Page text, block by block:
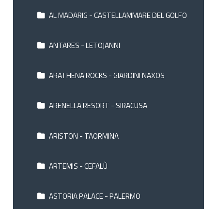
AL MADARIG - CASTELLAMMARE DEL GOLFO
ANTARES - LETOJANNI
ARATHENA ROCKS - GIARDINI NAXOS
ARENELLA RESORT - SIRACUSA
ARISTON - TAORMINA
ARTEMIS - CEFALÙ
ASTORIA PALACE - PALERMO